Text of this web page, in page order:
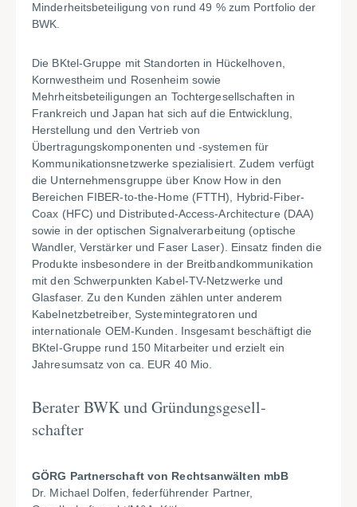
Minderheitsbeteiligung von rund 49 % zum Portfolio der
BWK.
Die BKtel-Gruppe mit Standorten in Hückelhoven,
Kornwestheim und Rosenheim sowie
Mehrheitsbeteiligungen an Tochtergesellschaften in
Frankreich und Japan hat sich auf die Entwicklung,
Herstellung und den Vertrieb von
Übertragungskomponenten und -systemen für
Kommunikationsnetzwerke spezialisiert. Zudem verfügt
die Unternehmensgruppe über Know How in den
Bereichen FIBER-to-the-Home (FTTH), Hybrid-Fiber-
Coax (HFC) und Distributed-Access-Architecture (DAA)
sowie in der optischen Signalverarbeitung (optische
Wandler, Verstärker und Faser Laser). Einsatz finden die
Produkte insbesondere in der Breitbandkommunikation
mit den Schwerpunkten Kabel-TV-Netzwerke und
Glasfaser. Zu den Kunden zählen unter anderem
Kabelnetzbetreiber, Systemintegratoren und
internationale OEM-Kunden. Insgesamt beschäftigt die
BKtel-Gruppe rund 150 Mitarbeiter und erzielt ein
Jahresumsatz von ca. EUR 40 Mio.
Berater BWK und Gründungsgesell­
schafter
GÖRG Partnerschaft von Rechtsanwälten mbB
Dr. Michael Dolfen, federführender Partner,